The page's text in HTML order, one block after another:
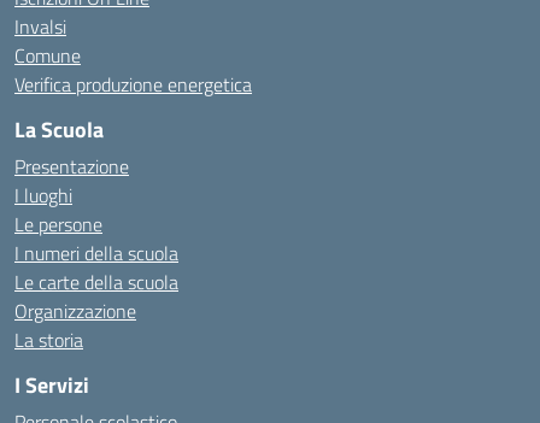
Invalsi
Comune
Verifica produzione energetica
La Scuola
Presentazione
I luoghi
Le persone
I numeri della scuola
Le carte della scuola
Organizzazione
La storia
I Servizi